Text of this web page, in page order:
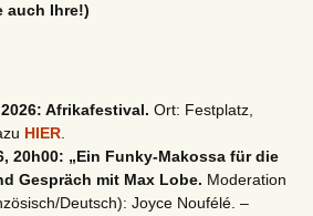
auch Ihre!)
Afrikafestival. Ort: Festplatz,
HIER
20h00: „Ein Funky-Makossa für die
Gespräch mit Max Lobe. Moderation
Deutsch): Joyce Noufélé. –